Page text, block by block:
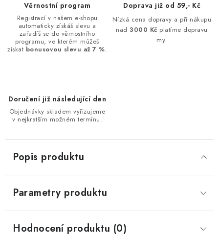
Věrnostní program
Registrací v našem e-shopu
automaticky získáš slevu a
zařadíš se do věrnostního
programu, ve kterém můžeš
získat bonusovou slevu až 7 %.
Doprava již od 59,- Kč
Nízká cena dopravy a při nákupu
nad3000 Kč platíme dopravu
my.
Doručení již následující den
Objednávky skladem vyřizujeme
v nejkratším možném termínu.
Popis produktu
Parametry produktu
Hodnocení produktu (0)